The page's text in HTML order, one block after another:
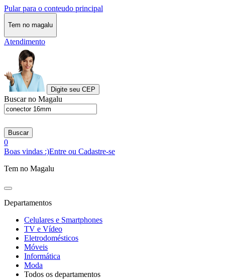
Pular para o conteudo principal
Tem no magalu
Atendimento
Digite seu CEP
Buscar no Magalu
Buscar
0
Boas vindas :)Entre ou Cadastre-se
Tem no Magalu
Departamentos
Celulares e Smartphones
TV e Vídeo
Eletrodomésticos
Móveis
Informática
Moda
Todos os departamentos